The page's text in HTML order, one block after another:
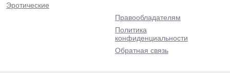
Эротические
Правообладателям
Политика
конфиденциальности
Обратная связь